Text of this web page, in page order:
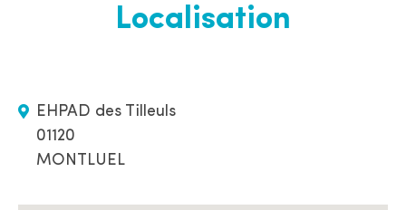
Localisation
EHPAD des Tilleuls
01120
MONTLUEL